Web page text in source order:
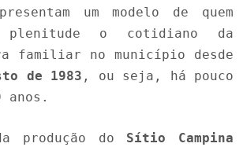
um modelo de quem
o cotidiano da
familiar no município desde
de 1983 , ou seja, há pouco
anos.
produção do Sítio Campina